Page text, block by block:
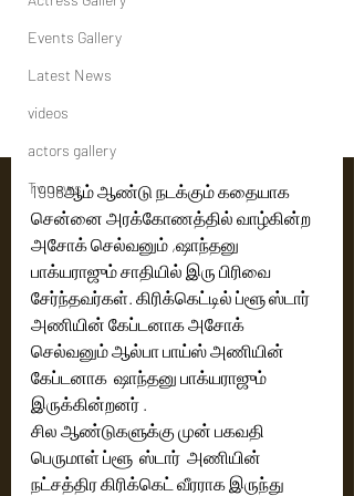
Events Gallery
Latest News
videos
actors gallery
Tv news
1998ஆம் ஆண்டு நடக்கும் கதையாக
சென்னை அரக்கோணத்தில் வாழ்கின்ற
அசோக் செல்வனும் ,ஷாந்தனு
பாக்யராஜும் சாதியில் இரு பிரிவை
சேர்ந்தவர்கள். கிரிக்கெட்டில் ப்ளூ ஸ்டார்
அணியின் கேப்டனாக அசோக்
செல்வனும் ஆல்பா பாய்ஸ் அணியின்
கேப்டனாக  ஷாந்தனு பாக்யராஜும்
இருக்கின்றனர் .
சில ஆண்டுகளுக்கு முன் பகவதி
பெருமாள் ப்ளூ  ஸ்டார்  அணியின்
நட்சத்திர கிரிக்கெட் வீரராக இருந்து